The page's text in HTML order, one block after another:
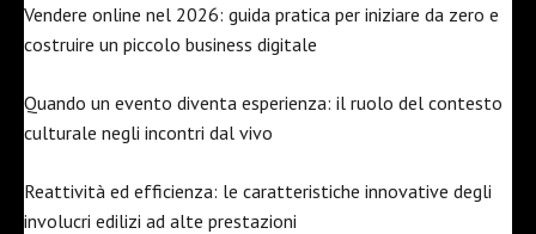
Vendere online nel 2026: guida pratica per iniziare da zero e
costruire un piccolo business digitale
Quando un evento diventa esperienza: il ruolo del contesto
culturale negli incontri dal vivo
Reattività ed efficienza: le caratteristiche innovative degli
involucri edilizi ad alte prestazioni